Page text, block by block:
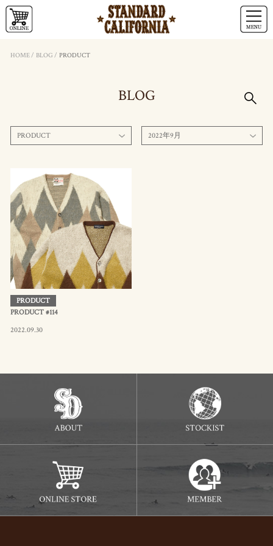
HOME/ BLOG / PRODUCT
BLOG
PRODUCT 2022年9月
PRODUCT
PRODUCT #114
2022.09.30